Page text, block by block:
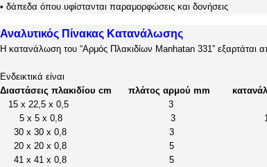
• δάπεδα όπου υφίστανται παραμορφώσεις και δονήσεις
Αναλυτικός Πίνακας Κατανάλωσης
Η κατανάλωση του “Αρμός Πλακιδίων Manhatan 331” εξαρτάται
Ενδεικτικά είναι
Διαστάσεις πλακιδίου cm πλάτος αρμού mm
15 x 22,5 x 0,5 3 460 –
5 x 5 x 0,8 3 1120 –
30 x 30 x 0,8 3 325 –
20 x 20 x 0,8 5 480 –
41 x 41 x 0,8 5 295 –